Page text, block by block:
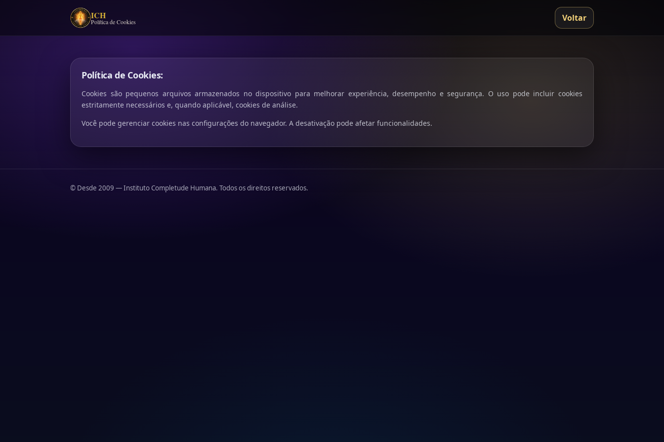
ICH
Política de Cookies Voltar
Política de Cookies:
Cookies são pequenos arquivos armazenados no dispositivo para melhorar experiência, desempenho e segurança. O uso pode incluir cookies
estritamente necessários e, quando aplicável, cookies de análise.
Você pode gerenciar cookies nas configurações do navegador. A desativação pode afetar funcionalidades.
© Desde 2009 — Instituto Completude Humana. Todos os direitos reservados.